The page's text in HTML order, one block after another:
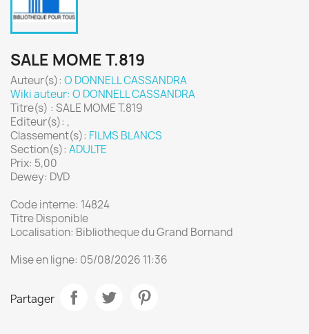
SALE MOME T.819
Auteur(s): O DONNELL CASSANDRA
Wiki auteur: O DONNELL CASSANDRA
Titre(s) : SALE MOME T.819
Editeur(s): ,
Classement(s): FILMS BLANCS
Section(s): ADULTE
Prix: 5,00
Dewey: DVD
Code interne: 14824
Titre Disponible
Localisation: Bibliotheque du Grand Bornand
Mise en ligne: 05/08/2026 11:36
Partager